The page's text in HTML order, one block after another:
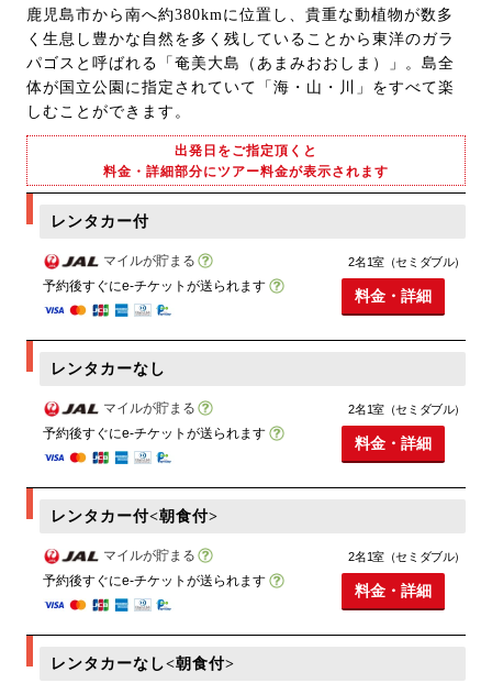
鹿児島市から南へ約380kmに位置し、貴重な動植物が数多
く生息し豊かな自然を多く残していることから東洋のガラ
パゴスと呼ばれる「奄美大島（あまみおおしま）」。島全
体が国立公園に指定されていて「海・山・川」をすべて楽
しむことができます。
出発日をご指定頂くと
料金・詳細部分にツアー料金が表示されます
レンタカー付
マイルが貯まる
予約後すぐにe-チケットが送られます
2名1室（セミダブル）
料金・詳細
レンタカーなし
マイルが貯まる
予約後すぐにe-チケットが送られます
2名1室（セミダブル）
料金・詳細
レンタカー付<朝食付>
マイルが貯まる
予約後すぐにe-チケットが送られます
2名1室（セミダブル）
料金・詳細
レンタカーなし<朝食付>